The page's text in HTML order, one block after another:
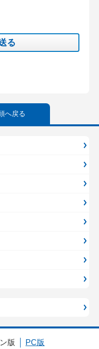
る
へ戻る
版 PC版